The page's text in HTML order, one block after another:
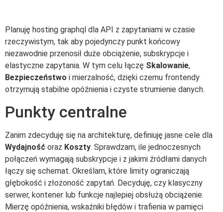
Planuję hosting graphql dla API z zapytaniami w czasie
rzeczywistym, tak aby pojedynczy punkt końcowy
niezawodnie przenosił duże obciążenie, subskrypcje i
elastyczne zapytania. W tym celu łączę Skalowanie,
Bezpieczeństwo i mierzalność, dzięki czemu frontendy
otrzymują stabilne opóźnienia i czyste strumienie danych.
Punkty centralne
Zanim zdecyduję się na architekturę, definiuję jasne cele dla
Wydajność oraz Koszty. Sprawdzam, ile jednoczesnych
połączeń wymagają subskrypcje i z jakimi źródłami danych
łączy się schemat. Określam, które limity ograniczają
głębokość i złożoność zapytań. Decyduję, czy klasyczny
serwer, kontener lub funkcje najlepiej obsłużą obciążenie.
Mierzę opóźnienia, wskaźniki błędów i trafienia w pamięci